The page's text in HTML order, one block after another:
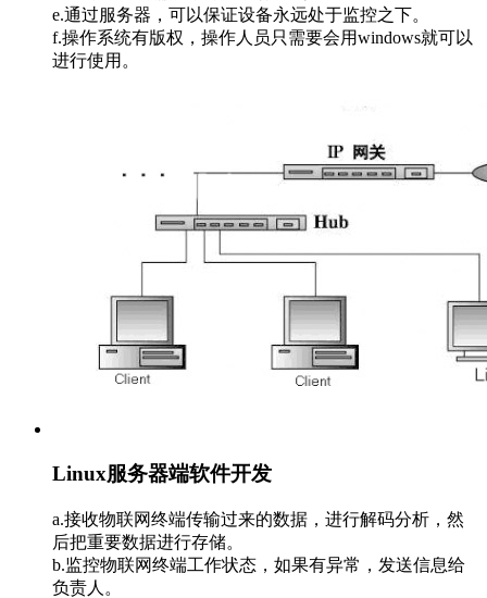
e.通过服务器，可以保证设备永远处于监控之下。
f.操作系统有版权，操作人员只需要会用windows就可以
进行使用。
Linux服务器端软件开发
a.接收物联网终端传输过来的数据，进行解码分析，然
后把重要数据进行存储。
b.监控物联网终端工作状态，如果有异常，发送信息给
负责人。